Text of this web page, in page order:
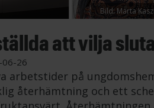
Bild: Marta
att vilja sluta
26
arbetstider på
återhämtning och ett